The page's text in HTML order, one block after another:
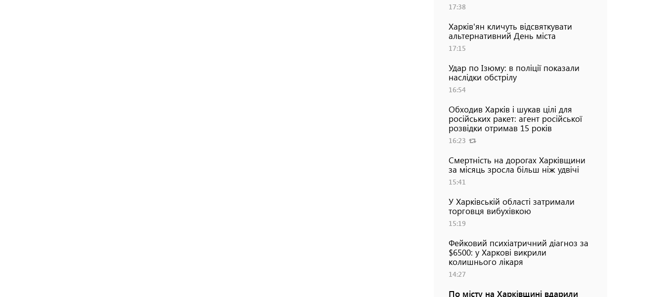
17:38
Харків'ян кличуть відсвяткувати
альтернативний День міста
17:15
Удар по Ізюму: в поліції показали
наслідки обстрілу
16:54
Обходив Харків і шукав цілі для
російських ракет: агент російської
розвідки отримав 15 років
16:23
Смертність на дорогах Харківщини
за місяць зросла більш ніж удвічі
15:41
У Харківській області затримали
торговця вибухівкою
15:19
Фейковий психіатричний діагноз за
$6500: у Харкові викрили
колишнього лікаря
14:27
По місту на Харківщині вдарили